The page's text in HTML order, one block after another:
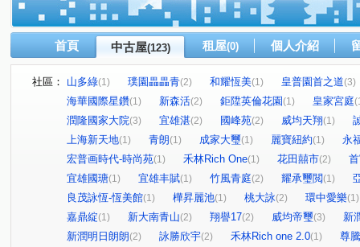
首頁 中古屋(123) 租屋(0) 個人介紹
社區： 山多綠(1) 璞園畾畾青(2) 和耀恆美(1) 皇普園首之道(3)
海華國際星鑽(1) 新森活(2) 鉅陞英倫花園(1) 皇家宮庭
潤隆國家大院(3) 宜雄湛(2) 國峰苑(2) 威均天翔(1)
上海新天地(1) 青朗(1) 成家大璽(1) 麗寶紐約(1)
永
宏普画時代-時尚苑(1) 禾林Rich One(1) 花田囍市(2)
宜雄國瑭(1) 宜雄丰賦(1) 竹風青庭(2) 耀承璽閲(1)
良茂詠恆-恆美館(1) 樺昇麗池(1) 桃大詠(2) 環中愛樂(1)
嘉鼎綻(1) 新大南青山(2) 翔譽17(2) 威均帝璽(3)
新
新潤明日朗朗(2) 詠勝欣宇(2) 禾林Rich one 2.0(1)
尊